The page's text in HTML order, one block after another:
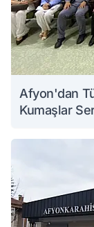
Afyon'dan
Kumaşlar